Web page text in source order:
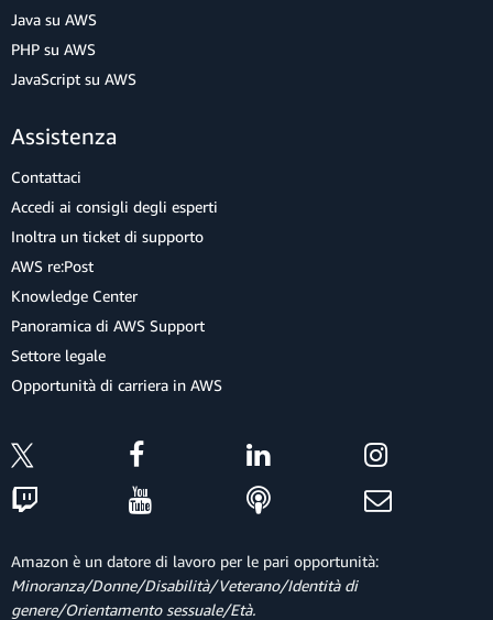
Java su AWS
PHP su AWS
JavaScript su AWS
Assistenza
Contattaci
Accedi ai consigli degli esperti
Inoltra un ticket di supporto
AWS re:Post
Knowledge Center
Panoramica di AWS Support
Settore legale
Opportunità di carriera in AWS
Amazon è un datore di lavoro per le pari opportunità:
Minoranza/Donne/Disabilità/Veterano/Identità di
genere/Orientamento sessuale/Età.